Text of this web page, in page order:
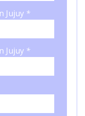
Jujuy *
Jujuy *